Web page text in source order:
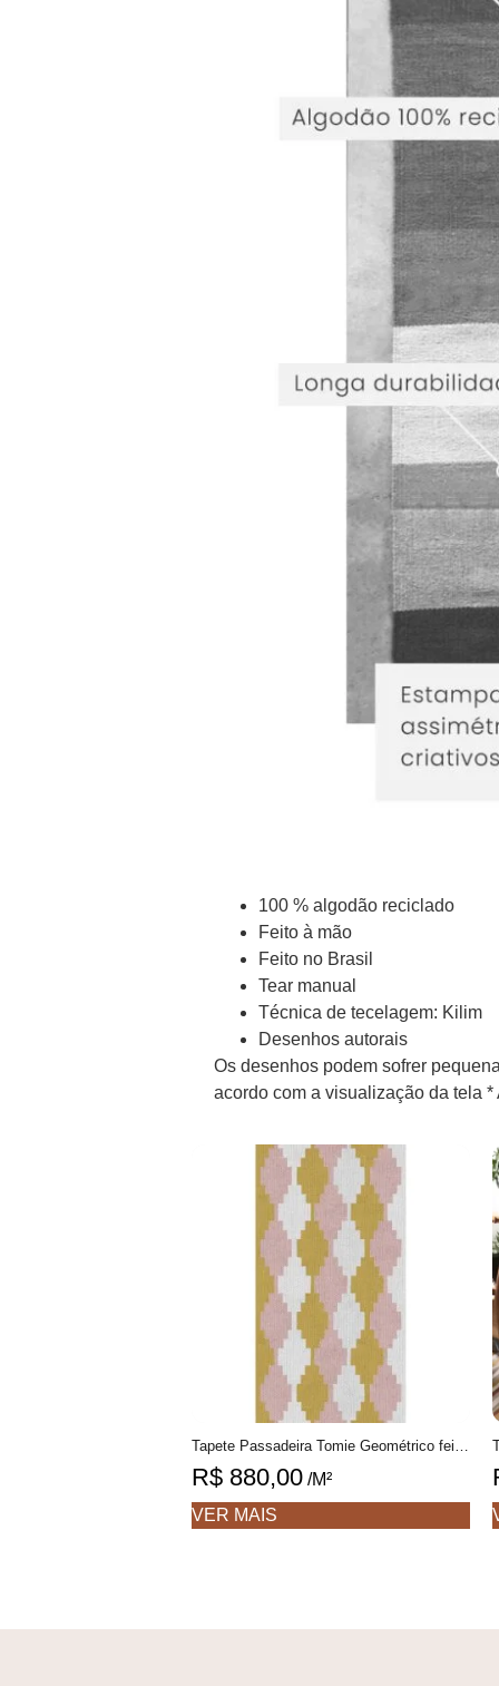
100 % algodão reciclado
Feito à mão
Feito no Brasil
Tear manual
Técnica de tecelagem: Kilim
Desenhos autorais
Os desenhos podem sofrer
acordo com a visualização da tela
R$ 880,00 /M²
VER MAIS